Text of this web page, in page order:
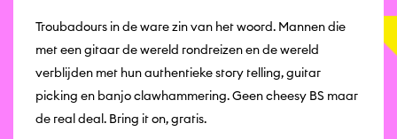
Troubadours in de ware zin van het woord. Mannen die
met een gitaar de wereld rondreizen en de wereld
verblijden met hun authentieke story telling, guitar
picking en banjo clawhammering. Geen cheesy BS maar
de real deal. Bring it on, gratis.